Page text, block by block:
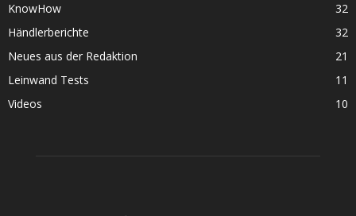
KnowHow
32
Händlerberichte
32
Neues aus der Redaktion
21
Leinwand Tests
11
Videos
10